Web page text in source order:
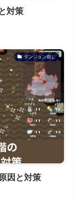
対策
ダンジョン崩し
因と対策